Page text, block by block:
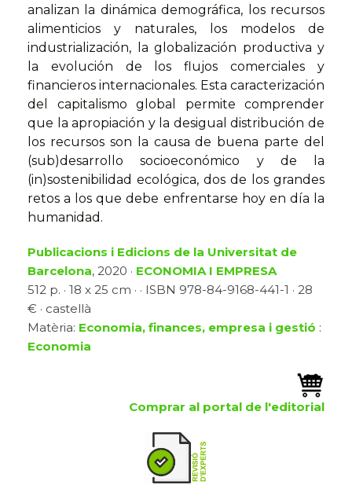
analizan la dinámica demográfica, los recursos
alimenticios y naturales, los modelos de
industrialización, la globalización productiva y
la evolución de los flujos comerciales y
financieros internacionales. Esta caracterización
del capitalismo global permite comprender
que la apropiación y la desigual distribución de
los recursos son la causa de buena parte del
(sub)desarrollo socioeconómico y de la
(in)sostenibilidad ecológica, dos de los grandes
retos a los que debe enfrentarse hoy en día la
humanidad.
Publicacions i Edicions de la Universitat de
Barcelona, 2020 · ECONOMIA I EMPRESA
512 p. · 18 x 25 cm · · ISBN 978-84-9168-441-1 · 28
€ · castellà
Matèria: Economia, finances, empresa i gestió :
Economia
Comprar al portal de l'editorial